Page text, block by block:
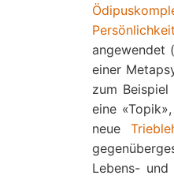
Persönlichkeit
angewendet
einer
zum
eine
neue
Lebens- und